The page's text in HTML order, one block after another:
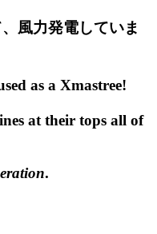
風力発電していま
as a Xmastree!
at their tops all of
.